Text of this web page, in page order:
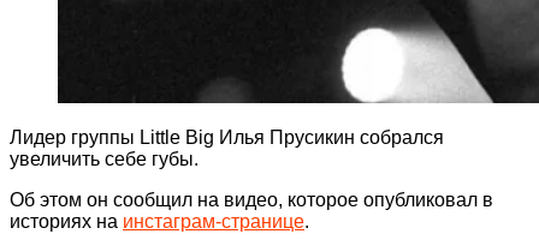
Лидер группы Little Big Илья Прусикин собрался
увеличить себе губы.
Об этом он сообщил на видео, которое опубликовал в
историях на инстаграм-странице.